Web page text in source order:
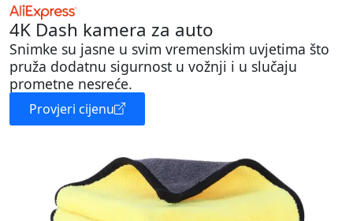
4K Dash kamera za auto
Snimke su jasne u svim vremenskim uvjetima što
pruža dodatnu sigurnost u vožnji i u slučaju
prometne nesreće.
Provjeri cijenu